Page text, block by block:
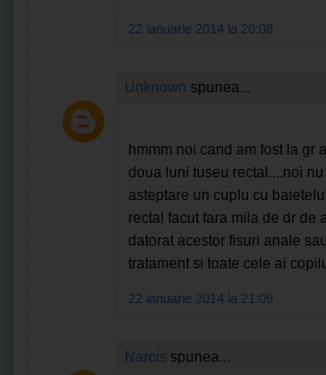
22 ianuarie 2014 la 20:08
Unknown spunea...
hmmm noi cand am fost la gr
doua luni tuseu rectal....noi
asteptare un cuplu cu
rectal facut fara mila de dr de
datorat acestor fisuri anale
tratament si toate cele ai
22 ianuarie 2014 la 21:09
Narcis spunea...